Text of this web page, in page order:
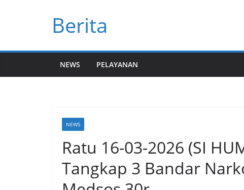
Berita
NEWS PELAYANAN
NEWS
Ratu 16-03-2026 (SI
Tangkap 3 Bandar